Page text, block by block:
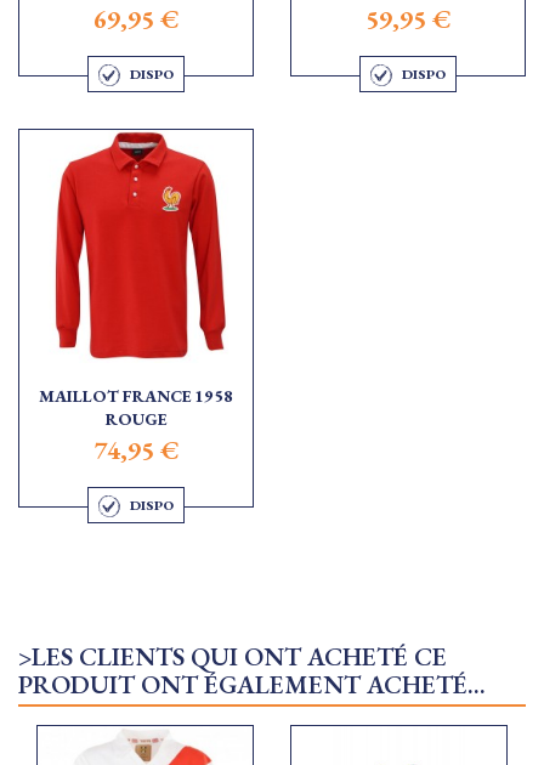
69,95 €
DISPO
59,95 €
DISPO
MAILLOT FRANCE 1958
ROUGE
74,95 €
DISPO
>LES CLIENTS QUI ONT ACHETÉ CE
PRODUIT ONT ÉGALEMENT ACHETÉ...